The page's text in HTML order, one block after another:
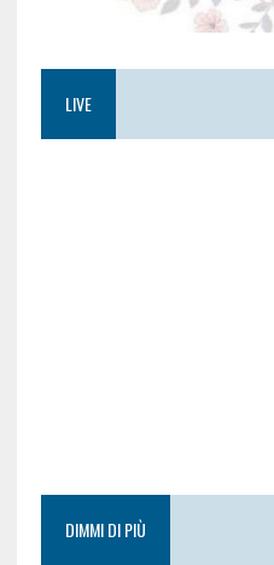
LIVE
DIMMI DI PIÙ